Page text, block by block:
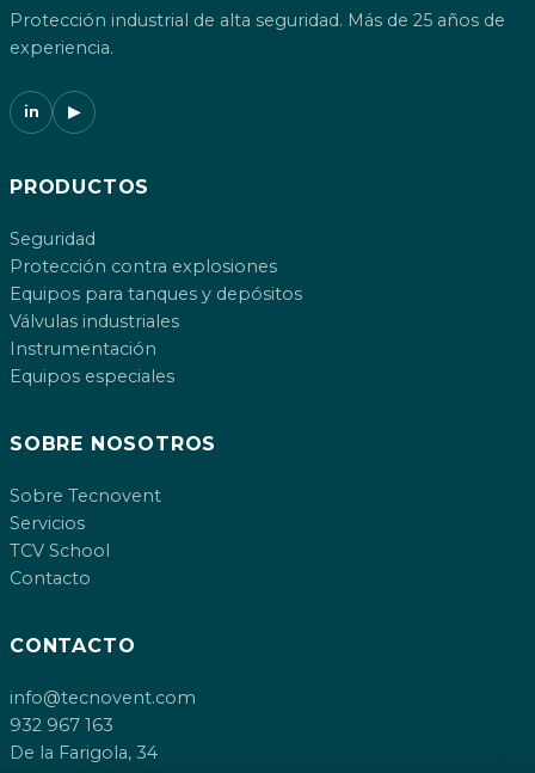
Protección industrial de alta seguridad. Más de 25 años de
experiencia.
in ▶
PRODUCTOS
Seguridad
Protección contra explosiones
Equipos para tanques y depósitos
Válvulas industriales
Instrumentación
Equipos especiales
SOBRE NOSOTROS
Sobre Tecnovent
Servicios
TCV School
Contacto
CONTACTO
info@tecnovent.com
932 967 163
De la Farigola, 34